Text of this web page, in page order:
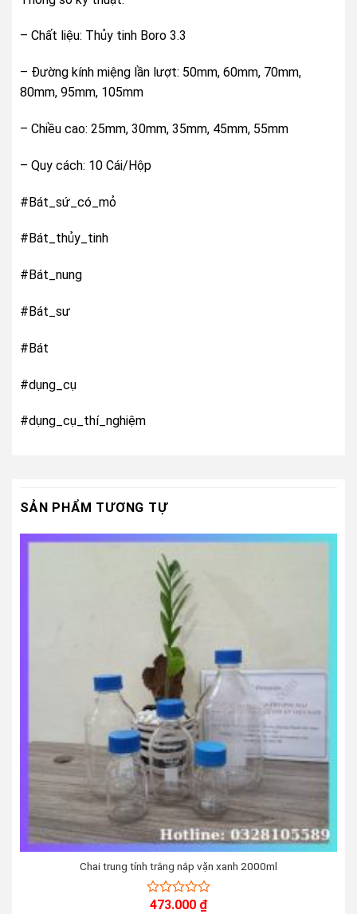
– Chất liệu: Thủy tinh Boro 3.3
– Đường kính miệng lần lượt: 50mm, 60mm, 70mm,
80mm, 95mm, 105mm
– Chiều cao: 25mm, 30mm, 35mm, 45mm, 55mm
– Quy cách: 10 Cái/Hộp
#Bát_sứ_có_mỏ
#Bát_thủy_tinh
#Bát_nung
#Bát_sư
#Bát
#dụng_cụ
#dụng_cụ_thí_nghiệm
SẢN PHẨM TƯƠNG TỰ
Chai trung tính trắng nắp vặn xanh 2000ml
0473.000 ₫